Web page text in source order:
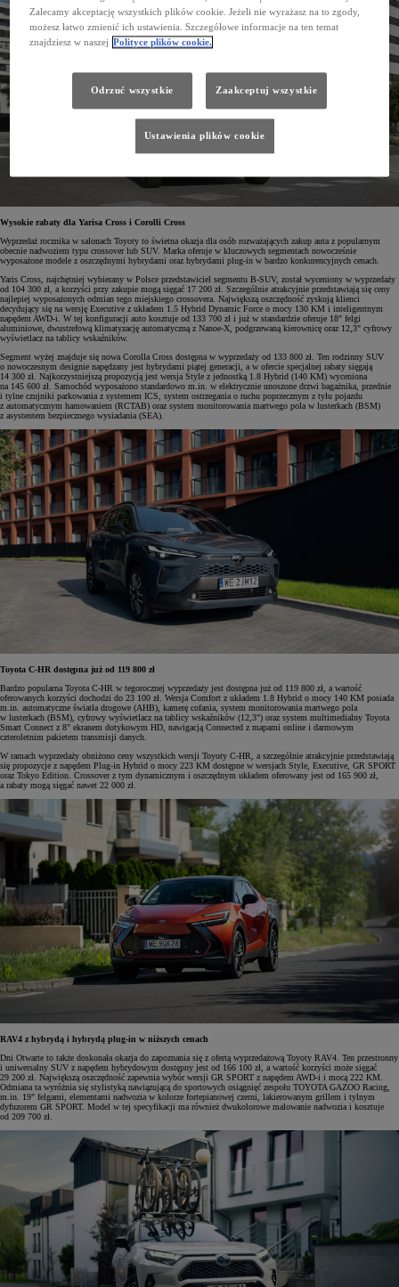
Wysokie rabaty dla Yarisa Cross i Corolli Cross
Wyprzedaż rocznika w salonach Toyoty to świetna okazja dla osób rozważających zakup auta z popularnym
obecnie nadwoziem typu crossover lub SUV. Marka oferuje w kluczowych segmentach nowocześnie
wyposażone modele z oszczędnymi hybrydami oraz hybrydami plug-in w bardzo konkurencyjnych cenach.
Yaris Cross, najchętniej wybierany w Polsce przedstawiciel segmentu B-SUV, został wyceniony w wyprzedaży
od 104 300 zł, a korzyści przy zakupie mogą sięgać 17 200 zł. Szczególnie atrakcyjnie przedstawiają się ceny
najlepiej wyposażonych odmian tego miejskiego crossovera. Największą oszczędność zyskują klienci
decydujący się na wersję Executive z układem 1.5 Hybrid Dynamic Force o mocy 130 KM i inteligentnym
napędem AWD-i. W tej konfiguracji auto kosztuje od 133 700 zł i już w standardzie oferuje 18" felgi
aluminiowe, dwustrefową klimatyzację automatyczną z Nanoe-X, podgrzewaną kierownicę oraz 12,3" cyfrowy
wyświetlacz na tablicy wskaźników.
Segment wyżej znajduje się nowa Corolla Cross dostępna w wyprzedaży od 133 800 zł. Ten rodzinny SUV
o nowoczesnym designie napędzany jest hybrydami piątej generacji, a w ofercie specjalnej rabaty sięgają
14 300 zł. Najkorzystniejszą propozycją jest wersja Style z jednostką 1.8 Hybrid (140 KM) wyceniona
na 145 600 zł. Samochód wyposażono standardowo m.in. w elektrycznie unoszone drzwi bagażnika, przednie
i tylne czujniki parkowania z systemem ICS, system ostrzegania o ruchu poprzecznym z tyłu pojazdu
z automatycznym hamowaniem (RCTAB) oraz system monitorowania martwego pola w lusterkach (BSM)
z asystentem bezpiecznego wysiadania (SEA).
Toyota C-HR dostępna już od 119 800 zł
Bardzo popularna Toyota C-HR w tegorocznej wyprzedaży jest dostępna już od 119 800 zł, a wartość
oferowanych korzyści dochodzi do 23 100 zł. Wersja Comfort z układem 1.8 Hybrid o mocy 140 KM posiada
m.in. automatyczne światła drogowe (AHB), kamerę cofania, system monitorowania martwego pola
w lusterkach (BSM), cyfrowy wyświetlacz na tablicy wskaźników (12,3") oraz system multimedialny Toyota
Smart Connect z 8" ekranem dotykowym HD, nawigacją Connected z mapami online i darmowym
czteroletnim pakietem transmisji danych.
W ramach wyprzedaży obniżono ceny wszystkich wersji Toyoty C-HR, a szczególnie atrakcyjnie przedstawiają
się propozycje z napędem Plug-in Hybrid o mocy 223 KM dostępne w wersjach Style, Executive, GR SPORT
oraz Tokyo Edition. Crossover z tym dynamicznym i oszczędnym układem oferowany jest od 165 900 zł,
a rabaty mogą sięgać nawet 22 000 zł.
RAV4 z hybrydą i hybrydą plug-in w niższych cenach
Dni Otwarte to także doskonała okazja do zapoznania się z ofertą wyprzedażową Toyoty RAV4. Ten przestronny
i uniwersalny SUV z napędem hybrydowym dostępny jest od 166 100 zł, a wartość korzyści może sięgać
29 200 zł. Największą oszczędność zapewnia wybór wersji GR SPORT z napędem AWD-i i mocą 222 KM.
Odmiana ta wyróżnia się stylistyką nawiązującą do sportowych osiągnięć zespołu TOYOTA GAZOO Racing,
m.in. 19" felgami, elementami nadwozia w kolorze fortepianowej czerni, lakierowanym grillem i tylnym
dyfuzorem GR SPORT. Model w tej specyfikacji ma również dwukolorowe malowanie nadwozia i kosztuje
od 209 700 zł.
Zalecamy akceptację wszystkich plików cookie. Jeżeli nie wyrażasz na to zgody,
możesz łatwo zmienić ich ustawienia. Szczegółowe informacje na ten temat
znajdziesz w naszej Polityce plików cookie.
Odrzuć wszystkie Zaakceptuj wszystkie
Ustawienia plików cookie